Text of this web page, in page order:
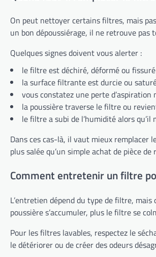
On peut nettoyer certains filtres, mais
un bon dépoussiérage, il ne retrouve pas
Quelques signes doivent vous alerter :
le filtre est déchiré, déformé ou fissuré
la surface filtrante est durcie ou
vous constatez une perte
la poussière traverse le filtre ou
le filtre a subi de l’humidité alors qu’il
Dans ces cas-là, il vaut mieux
plus salée qu’un simple achat de pièce de
Comment entretenir un filtre
L’entretien dépend du type de filtre,
poussière s’accumuler, plus le filtre se
Pour les filtres lavables, respectez le
le détériorer ou de créer des odeurs